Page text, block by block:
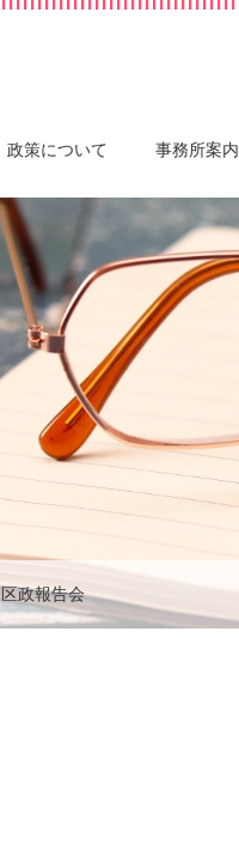
政策について 事務所案内
区政報告会